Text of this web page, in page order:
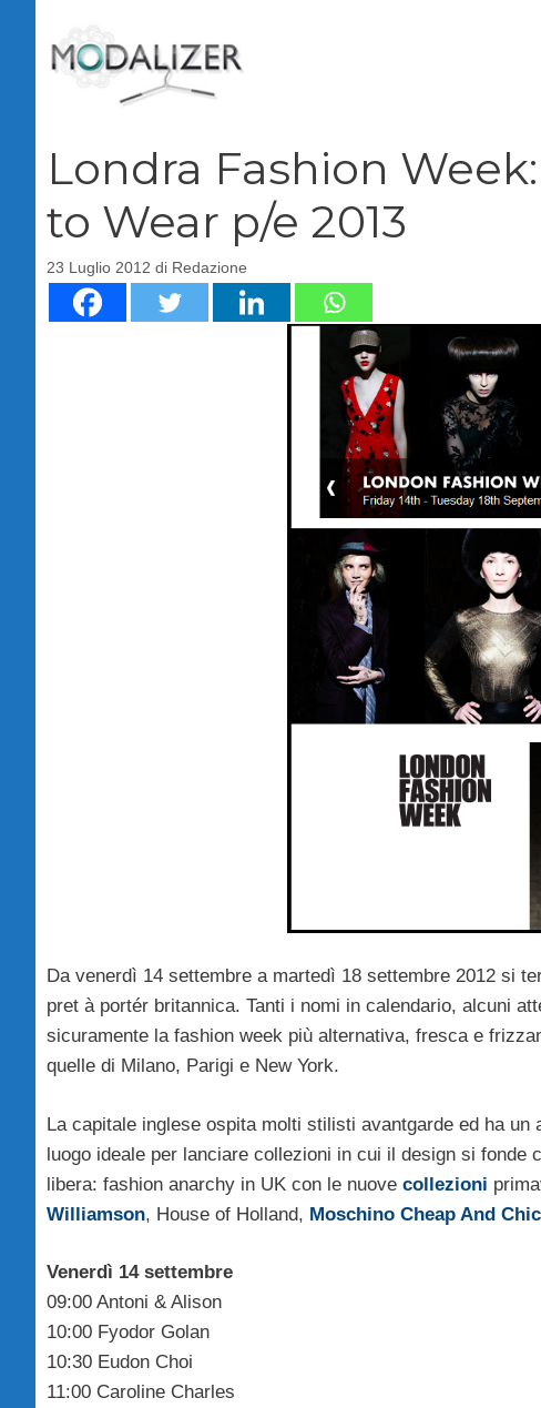
contenuto
Londra Fashion
to Wear p/e 2013
23 Luglio 2012 di Redazione
Da venerdì 14 settembre a martedì 18 settembre 2012 si
pret à portér britannica. Tanti i nomi in calendario, alcuni
sicuramente la fashion week più alternativa, fresca e
quelle di Milano, Parigi e New York.
La capitale inglese ospita molti stilisti avantgarde ed ha
luogo ideale per lanciare collezioni in cui il design si
libera: fashion anarchy in UK con le nuove collezioni
Williamson, House of Holland, Moschino Cheap And Chic
Venerdì 14 settembre
09:00 Antoni & Alison
10:00 Fyodor Golan
10:30 Eudon Choi
11:00 Caroline Charles